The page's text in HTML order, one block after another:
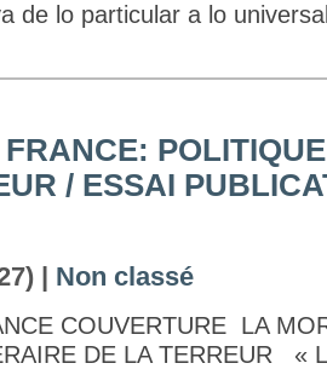
de lo particular a lo
/ ESSAI
| Non classé
COUVERTURE LA
DE LA TERREUR «